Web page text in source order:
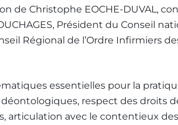
de Christophe EOCHE-DUVAL,
Président du Conseil
Régional de l’Ordre Infirmiers
essentielles pour la
respect des droits
avec le contentieux des